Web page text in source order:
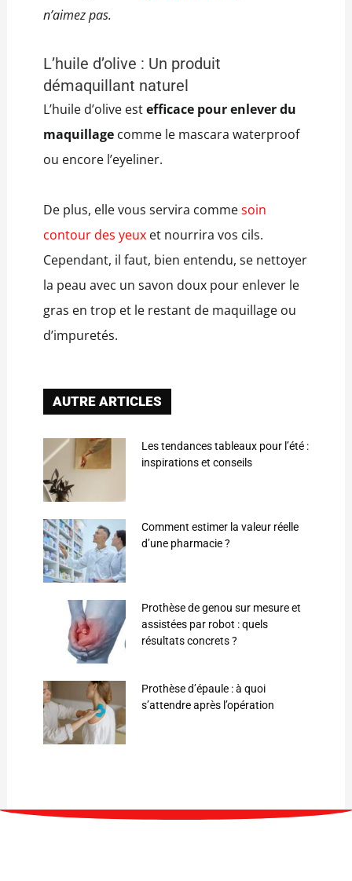
n’aimez pas.
L’huile d’olive : Un produit
démaquillant naturel
L’huile d’olive estefficace pour enlever du
maquillagecomme le mascara waterproof
ou encore l’eyeliner.
De plus, elle vous servira commesoin
contour des yeuxet nourrira vos cils.
Cependant, il faut, bien entendu, se nettoyer
la peau avec un savon doux pour enlever le
gras en trop et le restant de maquillage ou
d’impuretés.
AUTRE ARTICLES
Les tendances tableaux pour l’été :
inspirations et conseils
Comment estimer la valeur réelle
d’une pharmacie ?
Prothèse de genou sur mesure et
assistées par robot : quels
résultats concrets ?
Prothèse d’épaule : à quoi
s’attendre après l’opération